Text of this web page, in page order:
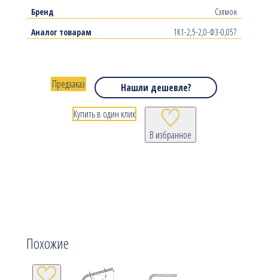
Бренд
Сэлмон
Аналог товарам
1К1-2,5-2,0-Ф3-0,057
Нашли дешевле?
В избранное
Предзаказ
Купить в один клик
Похожие